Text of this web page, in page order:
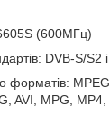
(600МГц)
DVB-S/S2
форматів:
AVI, MPG, MP4,